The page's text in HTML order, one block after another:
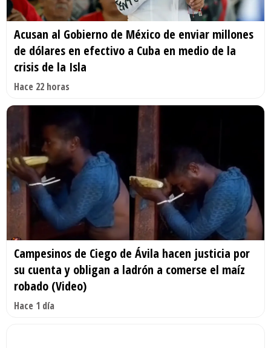
Acusan al Gobierno de México de enviar millones
de dólares en efectivo a Cuba en medio de la
crisis de la Isla
Hace 22 horas
Campesinos de Ciego de Ávila hacen justicia por
su cuenta y obligan a ladrón a comerse el maíz
robado (Video)
Hace 1 día